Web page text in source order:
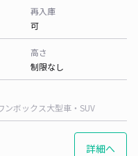
再入庫
可
高さ
制限なし
ンボックス大型車・SUV
詳細へ